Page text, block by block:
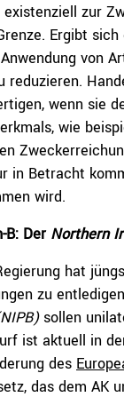
zur
Ergibt sich
von
reduzieren.
wenn sie
wie
in Betracht
wird.
B: Der Northern
hat
zu
sollen
ist aktuell in
des
das dem